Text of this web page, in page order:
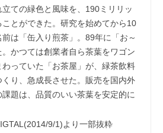
ての緑色と風味を、190ミリリッ
ことができた。研究を始めてから10
は「缶入り煎茶」。89年に「お～
かつては創業者自ら茶葉をワゴン
っていた「お茶屋」が、緑茶飲料
り、急成長させた。販売を国内外
題は、品質のいい茶葉を安定的に
9/1)より一部抜粋